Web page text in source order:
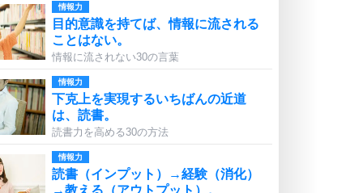
情報力
目的意識を持てば、情報に流される
ことはない。
情報に流されない30の言葉
情報力
下克上を実現するいちばんの近道
は、読書。
読書力を高める30の方法
情報力
読書（インプット）→経験（消化）
→教える（アウトプット）。